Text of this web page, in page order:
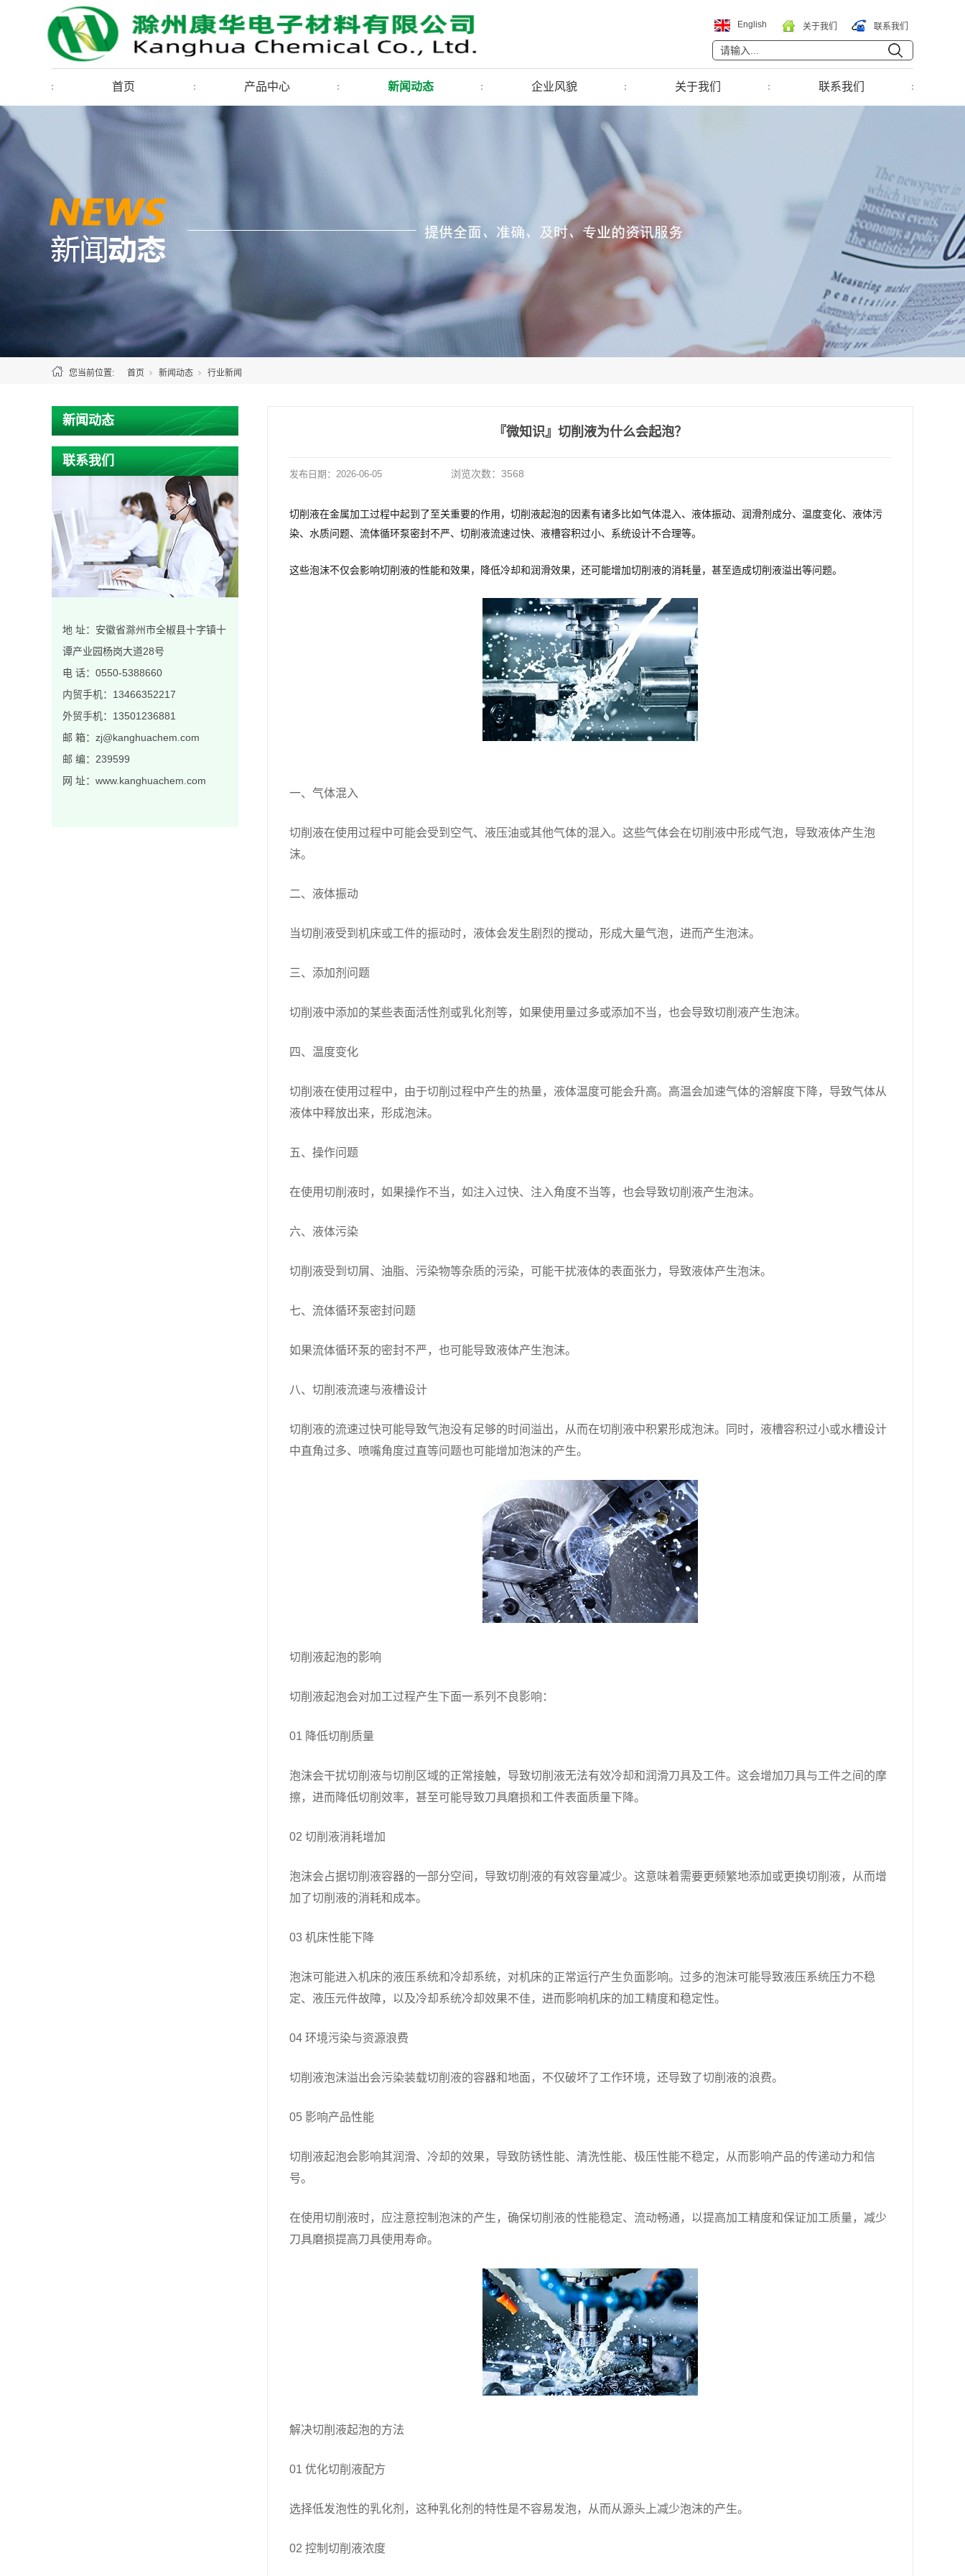
English 关于我们 联系我们
首页 产品中心 新闻动态 企业风貌 关于我们 联系我们
您当前位置: 首页 新闻动态 行业新闻
新闻动态
联系我们
地 址：安徽省滁州市全椒县十字镇十
谭产业园杨岗大道28号
电 话：0550-5388660
内贸手机：13466352217
外贸手机：13501236881
邮 箱：zj@kanghuachem.com
邮 编：239599
网 址：www.kanghuachem.com
『微知识』切削液为什么会起泡？
发布日期： 2026-06-05 浏览次数： 3568
切削液在金属加工过程中起到了至关重要的作用，切削液起泡的因素有诸多比如气体混入、液体振动、润滑剂成分、温度变化、液体污
染、水质问题、流体循环泵密封不严、切削液流速过快、液槽容积过小、系统设计不合理等。
这些泡沫不仅会影响切削液的性能和效果，降低冷却和润滑效果，还可能增加切削液的消耗量，甚至造成切削液溢出等问题。
一、气体混入
切削液在使用过程中可能会受到空气、液压油或其他气体的混入。这些气体会在切削液中形成气泡，导致液体产生泡
沫。
二、液体振动
当切削液受到机床或工件的振动时，液体会发生剧烈的搅动，形成大量气泡，进而产生泡沫。
三、添加剂问题
切削液中添加的某些表面活性剂或乳化剂等，如果使用量过多或添加不当，也会导致切削液产生泡沫。
四、温度变化
切削液在使用过程中，由于切削过程中产生的热量，液体温度可能会升高。高温会加速气体的溶解度下降，导致气体从
液体中释放出来，形成泡沫。
五、操作问题
在使用切削液时，如果操作不当，如注入过快、注入角度不当等，也会导致切削液产生泡沫。
六、液体污染
切削液受到切屑、油脂、污染物等杂质的污染，可能干扰液体的表面张力，导致液体产生泡沫。
七、流体循环泵密封问题
如果流体循环泵的密封不严，也可能导致液体产生泡沫。
八、切削液流速与液槽设计
切削液的流速过快可能导致气泡没有足够的时间溢出，从而在切削液中积累形成泡沫。同时，液槽容积过小或水槽设计
中直角过多、喷嘴角度过直等问题也可能增加泡沫的产生。
切削液起泡的影响
切削液起泡会对加工过程产生下面一系列不良影响：
01 降低切削质量
泡沫会干扰切削液与切削区域的正常接触，导致切削液无法有效冷却和润滑刀具及工件。这会增加刀具与工件之间的摩
擦，进而降低切削效率，甚至可能导致刀具磨损和工件表面质量下降。
02 切削液消耗增加
泡沫会占据切削液容器的一部分空间，导致切削液的有效容量减少。这意味着需要更频繁地添加或更换切削液，从而增
加了切削液的消耗和成本。
03 机床性能下降
泡沫可能进入机床的液压系统和冷却系统，对机床的正常运行产生负面影响。过多的泡沫可能导致液压系统压力不稳
定、液压元件故障，以及冷却系统冷却效果不佳，进而影响机床的加工精度和稳定性。
04 环境污染与资源浪费
切削液泡沫溢出会污染装载切削液的容器和地面，不仅破坏了工作环境，还导致了切削液的浪费。
05 影响产品性能
切削液起泡会影响其润滑、冷却的效果，导致防锈性能、清洗性能、极压性能不稳定，从而影响产品的传递动力和信
号。
在使用切削液时，应注意控制泡沫的产生，确保切削液的性能稳定、流动畅通，以提高加工精度和保证加工质量，减少
刀具磨损提高刀具使用寿命。
解决切削液起泡的方法
01 优化切削液配方
选择低发泡性的乳化剂，这种乳化剂的特性是不容易发泡，从而从源头上减少泡沫的产生。
02 控制切削液浓度